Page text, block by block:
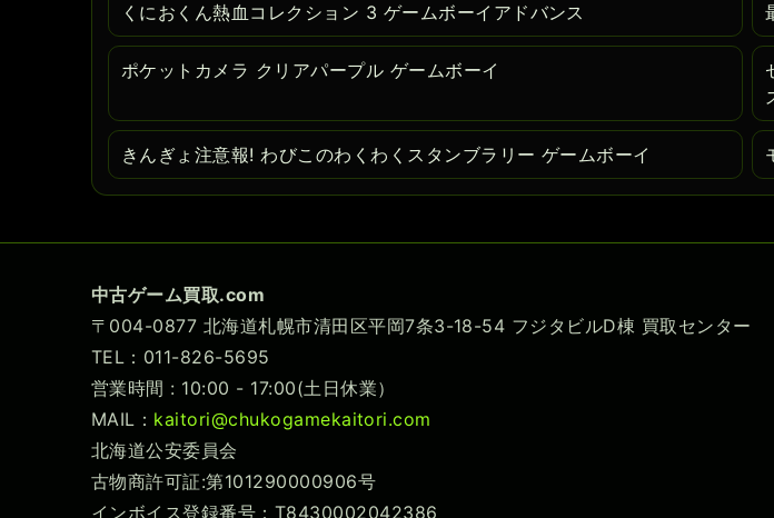
くにおくん熱血コレクション 3 ゲームボーイアドバンス
ポケットカメラ クリアパープル ゲームボーイ
きんぎょ注意報! わびこのわくわくスタンブラリー ゲームボーイ
中古ゲーム買取.com
〒004-0877 北海道札幌市清田区平岡7条3-18-54 フジタビルD棟 買取センター
TEL：011-826-5695
営業時間 : 10:00 - 17:00(土日休業）
MAIL： kaitori@chukogamekaitori.com
北海道公安委員会
古物商許可証:第101290000906号
インボイス登録番号：T8430002042386